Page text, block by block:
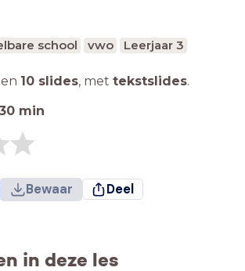
school vwo Leerjaar 3
10 slides, met tekstslides.
min
Bewaar Deel
in deze les